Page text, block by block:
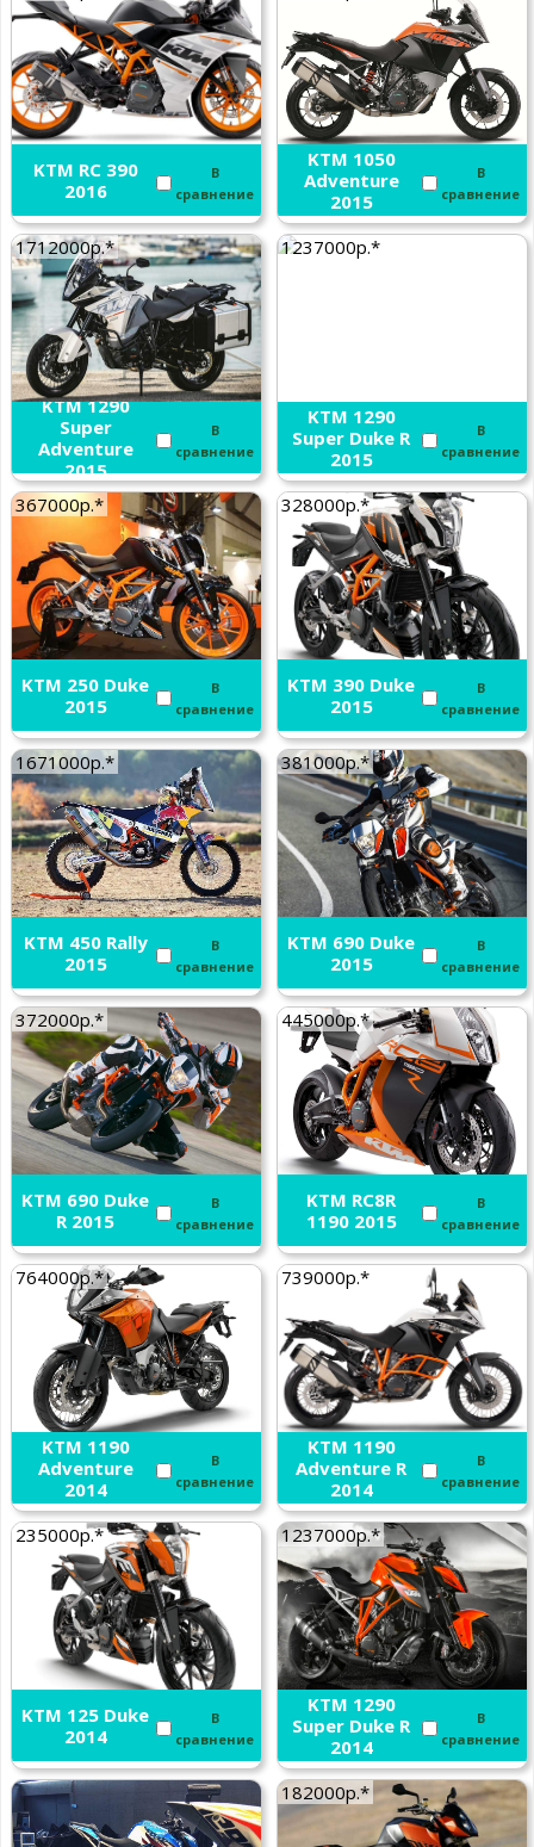
KTM RC 390
2016
В
сравнение
KTM 1050
Adventure
2015
В
сравнение
1712000р.*
KTM 1290
Super
Adventure
2015
В
сравнение
1237000р.*
KTM 1290
Super Duke R
2015
В
сравнение
367000р.*
KTM 250 Duke
2015
В
сравнение
328000р.*
KTM 390 Duke
2015
В
сравнение
1671000р.*
KTM 450 Rally
2015
В
сравнение
381000р.*
KTM 690 Duke
2015
В
сравнение
372000р.*
KTM 690 Duke
R 2015
В
сравнение
445000р.*
KTM RC8R
1190 2015
В
сравнение
764000р.*
KTM 1190
Adventure
2014
В
сравнение
739000р.*
KTM 1190
Adventure R
2014
В
сравнение
235000р.*
KTM 125 Duke
2014
В
сравнение
1237000р.*
KTM 1290
Super Duke R
2014
В
сравнение
182000р.*